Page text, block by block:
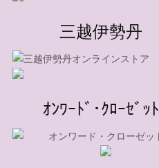
三越伊勢丹
ｵﾝﾜｰﾄﾞ･ｸﾛｰｾﾞｯﾄ